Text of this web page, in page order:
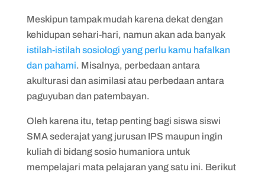
Meskipun tampak mudah karena dekat dengan
kehidupan sehari-hari, namun akan ada banyak
istilah-istilah sosiologi yang perlu kamu hafalkan
dan pahami. Misalnya, perbedaan antara
akulturasi dan asimilasi atau perbedaan antara
paguyuban dan patembayan.
Oleh karena itu, tetap penting bagi siswa siswi
SMA sederajat yang jurusan IPS maupun ingin
kuliah di bidang sosio humaniora untuk
mempelajari mata pelajaran yang satu ini. Berikut